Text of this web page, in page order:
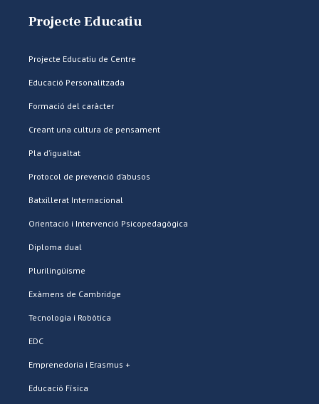
Projecte Educatiu
Projecte Educatiu de Centre
Educació Personalitzada
Formació del caràcter
Creant una cultura de pensament
Pla d’igualtat
Protocol de prevenció d’abusos
Batxillerat Internacional
Orientació i Intervenció Psicopedagògica
Diploma dual
Plurilingüisme
Exàmens de Cambridge
Tecnologia i Robòtica
EDC
Emprenedoria i Erasmus +
Educació Física